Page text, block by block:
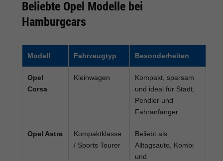
Beliebte Opel Modelle bei
Hamburgcars
Modell Fahrzeugtyp Besonderheiten
Opel
Corsa
Kleinwagen
Kompakt, sparsam
und ideal für Stadt,
Pendler und
Fahranfänger
Opel Astra
Kompaktklasse
/ Sports Tourer
Beliebt als
Alltagsauto, Kombi
und